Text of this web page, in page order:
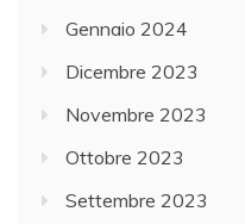
Gennaio 2024
Dicembre 2023
Novembre 2023
Ottobre 2023
Settembre 2023